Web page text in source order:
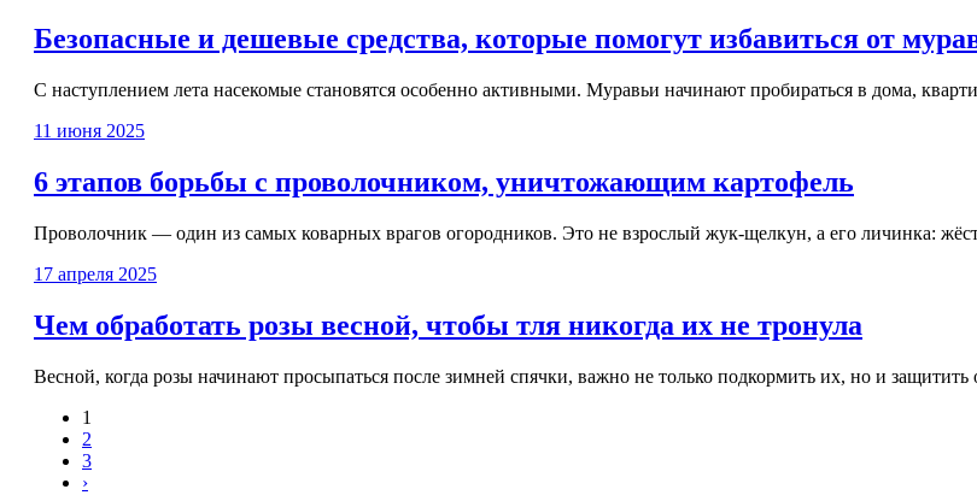
Безопасные и дешевые средства, которые помогут избавиться от
С наступлением лета насекомые становятся особенно активными. Муравьи начинают пробираться в дома,
11 июня 2025
6 этапов борьбы с проволочником, уничтожающим картофель
Проволочник — один из самых коварных врагов огородников. Это не взрослый жук-щелкун, а его личинка:
17 апреля 2025
Чем обработать розы весной, чтобы тля никогда их не тронула
Весной, когда розы начинают просыпаться после зимней спячки, важно не только подкормить их, но и
1
2
3
›